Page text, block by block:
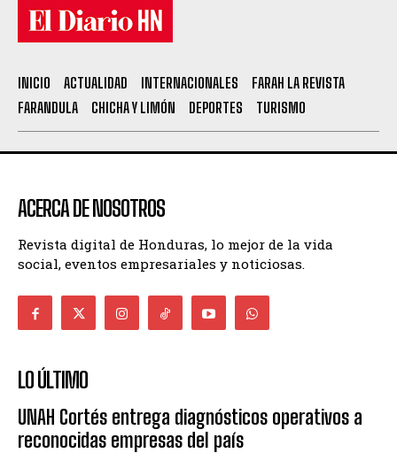
INICIO ACTUALIDAD INTERNACIONALES
FARAH LA REVISTA
FARANDULA
CHICHA Y LIMÓN DEPORTES TURISMO
ACERCA DE NOSOTROS
Revista digital de Honduras, lo mejor de la vida
social, eventos empresariales y noticiosas.
LO ÚLTIMO
UNAH Cortés entrega diagnósticos operativos a
reconocidas empresas del país